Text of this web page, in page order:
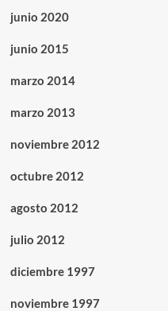
junio 2020
junio 2015
marzo 2014
marzo 2013
noviembre 2012
octubre 2012
agosto 2012
julio 2012
diciembre 1997
noviembre 1997